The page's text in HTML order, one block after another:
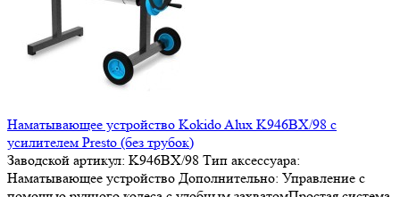
Наматывающее устройство Kokido Alux K946BX/98 c
усилителем Presto (без трубок)
Заводской артикул: K946BX/98 Тип аксессуара:
Наматывающее устройство Дополнительно: Управление с